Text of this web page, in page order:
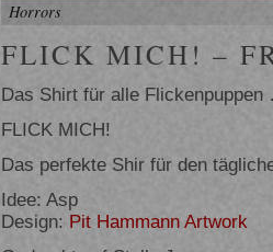
Horrors
FLICK MICH! –
Das Shirt für alle
FLICK MICH!
Das perfekte Shir für den
Idee: Asp
Design: Pit Hammann Artwork